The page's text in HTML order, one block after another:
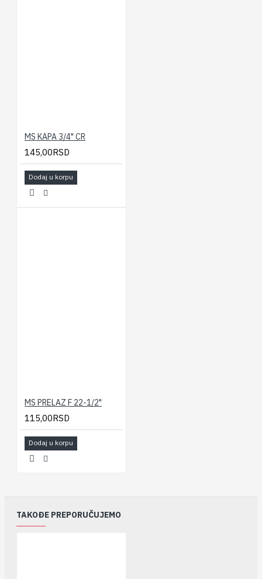
MS KAPA 3/4" CR
145,00RSD
Dodaj u korpu
MS PRELAZ F 22-1/2"
115,00RSD
Dodaj u korpu
TAKOĐE PREPORUČUJEMO